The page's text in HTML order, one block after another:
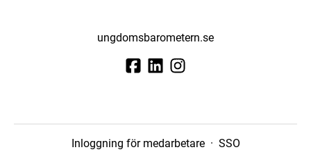
ungdomsbarometern.se
Inloggning för medarbetare · SSO